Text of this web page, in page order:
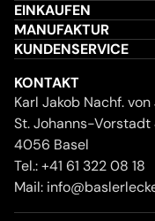
EINKAUFEN
MANUFAKTUR
KUNDENSERVICE
KONTAKT
Karl Jakob Nachf.
St. Johanns-Vorstadt
4056 Basel
Tel.:+41 61 322 08 18
Mail: